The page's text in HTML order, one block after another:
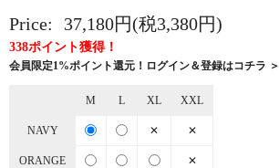
Price:
37,180円(税3,380円)
338ポイント獲得！
会員限定1%ポイント還元！ログイン＆登録はコチラ ＞
M L XL XXL
NAVY ✕ ✕
ORANGE ✕